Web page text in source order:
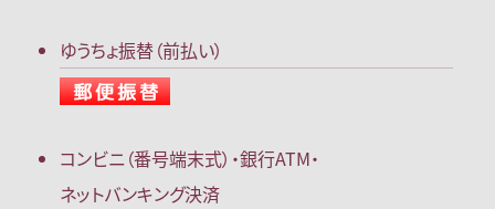
ゆうちょ振替（前払い）
コンビニ（番号端末式）・銀行ATM・
ネットバンキング決済